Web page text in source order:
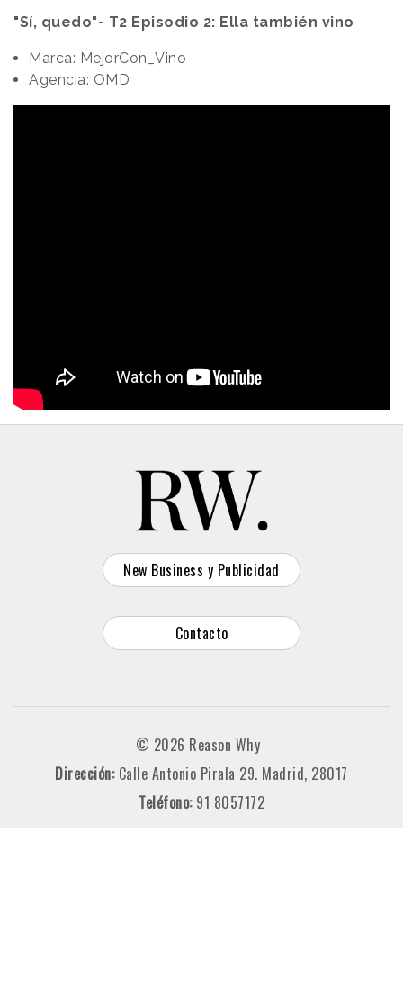
"Sí, quedo"- T2 Episodio 2: Ella también vino
Marca: MejorCon_Vino
Agencia: OMD
New Business y Publicidad
Contacto
© 2026 Reason Why
Dirección: Calle Antonio Pirala 29. Madrid, 28017
Teléfono: 91 8057172